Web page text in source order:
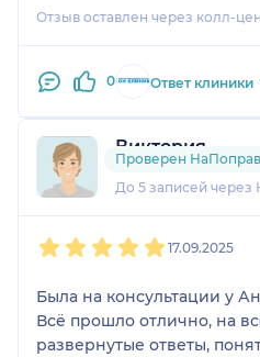
Отзыв оставлен через колл-
0 Ответ клиники
Виктория
1 отзыв
До 5 записей через
Проверен
17.09.2025
Была на консультации у
Всё прошло отлично, на
развернутые ответы,